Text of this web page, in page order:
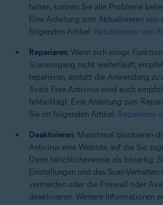
halten, können Sie alle Probleme
Eine Anleitung zum Aktualisieren
folgenden Artikel: Aktualisieren von
Reparieren: Wenn sich einige
Scanvorgang nicht weiterläuft,
reparieren, anstatt die Anwendung
Avast Free Antivirus wird auch
fehlschlägt. Eine Anleitung zum
Sie im folgenden Artikel: Reparieren
Deaktivieren: Manchmal blockieren
Antivirus eine Website, auf die Sie
Datei fälschlicherweise als bösartig.
Einstellungen und das Scan-Verhalten
vermeiden oder die Firewall oder
deaktivieren. Weitere Informationen